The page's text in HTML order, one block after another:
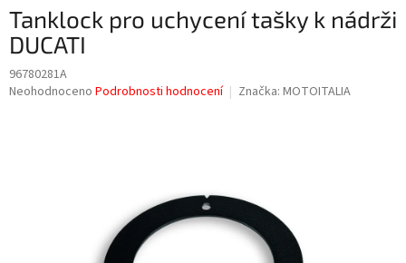
Tanklock pro uchycení tašky k nádrži
DUCATI
96780281A
Průměrné
Neohodnoceno Podrobnosti hodnocení Značka: MOTOITALIA